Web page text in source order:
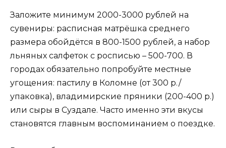
Заложите минимум 2000-3000 рублей на
сувениры: расписная матрёшка среднего
размера обойдётся в 800-1500 рублей, а набор
льняных салфеток с росписью – 500-700. В
городах обязательно попробуйте местные
угощения: пастилу в Коломне (от 300 р./
упаковка), владимирские пряники (200-400 р.)
или сыры в Суздале. Часто именно эти вкусы
становятся главным воспоминанием о поездке.